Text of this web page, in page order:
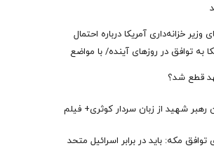
خزانه‌داری آمریکا درباره احتمال
به توافق در روز‌های آینده/ با مواضع
قطع شد؟
رهبر شهید از زبان سردار کوثری+ فیلم
مکه: باید در برابر اسرائیل متحد